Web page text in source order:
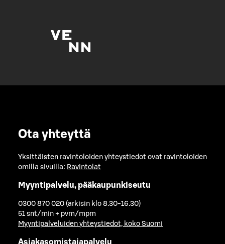
Ota yhteyttä
Yksittäisten ravintoloiden yhteystiedot ovat ravintoloiden
omilla sivuilla: Ravintolat
Myyntipalvelu, pääkaupunkiseutu
0300 870 020 (arkisin klo 8.30-16.30)
51 snt/min + pvm/mpm
Myyntipalveluiden yhteystiedot, koko Suomi
Asiakasomistajapalvelu